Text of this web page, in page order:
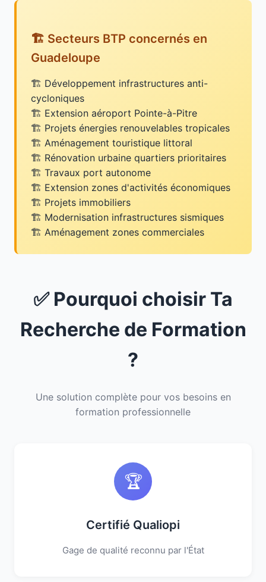
🏗️ Secteurs BTP concernés en
Guadeloupe
Développement infrastructures anti-
cycloniques
Extension aéroport Pointe-à-Pitre
Projets énergies renouvelables tropicales
Aménagement touristique littoral
Rénovation urbaine quartiers prioritaires
Travaux port autonome
Extension zones d'activités économiques
Projets immobiliers
Modernisation infrastructures sismiques
Aménagement zones commerciales
✅ Pourquoi choisir Ta
Recherche de Formation
?
Une solution complète pour vos besoins en
formation professionnelle
🏆
Certifié Qualiopi
Gage de qualité reconnu par l'État